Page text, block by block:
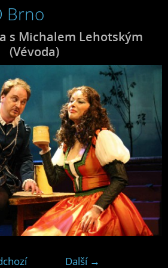
Brno
s Michalem Lehotským
(Vévoda)
Další →